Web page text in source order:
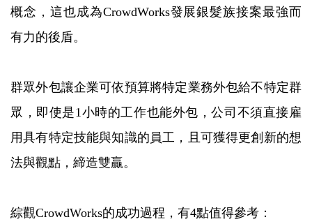
概念，這也成為CrowdWorks發展銀髮族接案最強而
有力的後盾。
群眾外包讓企業可依預算將特定業務外包給不特定群
眾，即使是1小時的工作也能外包，公司不須直接雇
用具有特定技能與知識的員工，且可獲得更創新的想
法與觀點，締造雙贏。
綜觀CrowdWorks的成功過程，有4點值得參考：